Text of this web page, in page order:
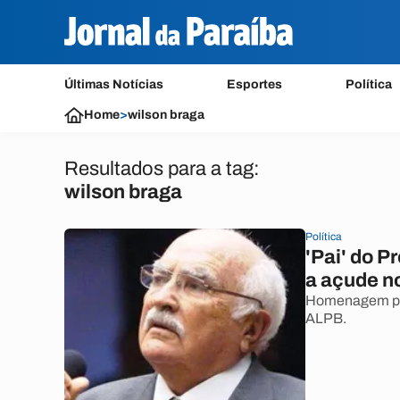
Últimas Notícias Esportes Política
Home>wilson braga
Resultados para a tag:
wilson braga
Política
'Pai' do
a açude
Homenagem
ALPB.